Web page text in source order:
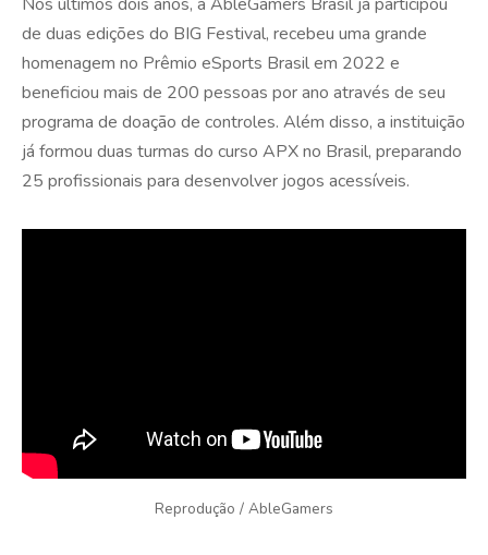
de duas edições do BIG Festival, recebeu uma grande
homenagem no Prêmio eSports Brasil em 2022 e
beneficiou mais de 200 pessoas por ano através de seu
programa de doação de controles. Além disso, a instituição
já formou duas turmas do curso APX no Brasil, preparando
25 profissionais para desenvolver jogos acessíveis.
Reprodução / AbleGamers